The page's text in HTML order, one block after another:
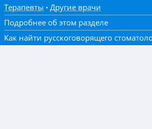
Терапевты
Другие врачи
Подробнее об этом разделе
Как найти русскоговорящего